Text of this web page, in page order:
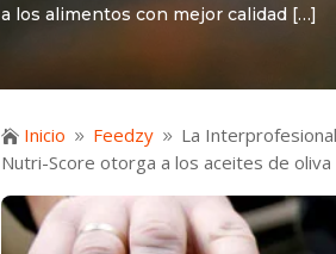
a los alimentos con mejor calidad […]
 Inicio 9 Feedzy 9 La
Nutri-Score otorga a los aceites de oliva